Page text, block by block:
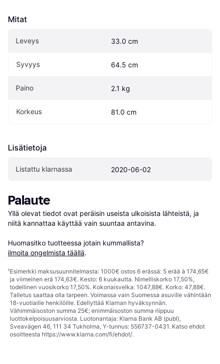
Mitat
Leveys 33.0 cm
Syvyys 64.5 cm
Paino 2.1 kg
Korkeus 81.0 cm
Lisätietoja
Listattu klarnassa 2020-06-02
Palaute
Yllä olevat tiedot ovat peräisin useista ulkoisista lähteistä, ja
niitä kannattaa käyttää vain suuntaa antavina.
Huomasitko tuotteessa jotain kummallista?
ilmoita ongelmista täällä.
¹Esimerkki maksusuunnitelmasta: 1000€ ostos 6 erässä: 5 erää à 174,65€
ja viimeinen erä 174,63€. Kesto: 6 kuukautta. Nimelliskorko 17,50%,
todellinen vuosikorko 17,50%. Kokonaisvelka: 1047,88€. Korko: 47,88€.
Talletus saattaa olla tarpeen. Voimassa vain Suomessa asuville vähintään
18-vuotiaille henkilöille. Edellyttää Klarnan hyväksynnän.
Vähimmäisoston summa 25€; enimmäisoston summa riippuu
luottokelpoisuusarviosta. Luotonantaja: Klarna Bank AB (publ),
Sveavägen 46, 111 34 Tukholma, Y-tunnus: 556737-0431. Katso ehdot
osoitteesta https://www.klarna.com/fi/ehdot/.